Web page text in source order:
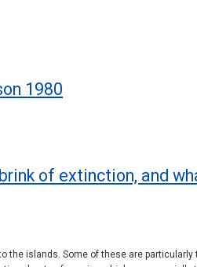
1980
of extinction, and
islands. Some of these are